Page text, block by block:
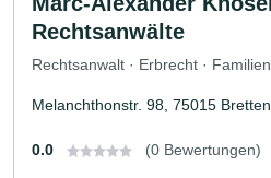
Rechtsanwälte
Rechtsanwalt · Erbrecht ·
Melanchthonstr. 98, 75015 Bretten
0.0 (0 Bewertungen)